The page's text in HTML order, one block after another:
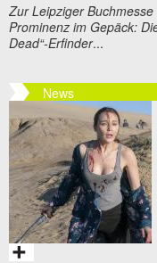
Zur Leipziger
Prominenz im Gepäck:
Dead“-Erfinder...
News